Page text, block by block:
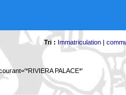
Tri : Immatriculation|
PALACE*'